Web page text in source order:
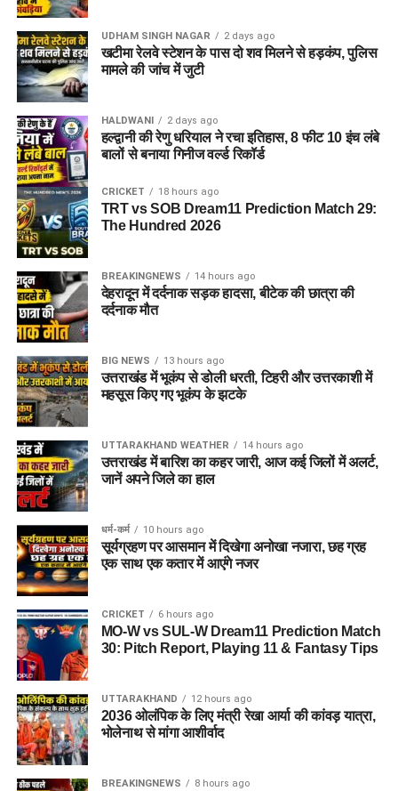
UDHAM SINGH NAGAR 2 days ago
खटीमा रेलवे स्टेशन के पास दो शव मिलने से हड़कंप, पुलिस
मामले की जांच में जुटी
HALDWANI 2 days ago
हल्द्वानी की रेणु धरियाल ने रचा इतिहास, 8 फीट 10 इंच लंबे
बालों से बनाया गिनीज वर्ल्ड रिकॉर्ड
CRICKET 18 hours ago
TRT vs SOB Dream11 Prediction Match 29:
The Hundred 2026
BREAKINGNEWS 14 hours ago
देहरादून में दर्दनाक सड़क हादसा, बीटेक की छात्रा की
दर्दनाक मौत
BIG NEWS 13 hours ago
उत्तराखंड में भूकंप से डोली धरती, टिहरी और उत्तरकाशी में
महसूस किए गए भूकंप के झटके
UTTARAKHAND WEATHER 14 hours ago
उत्तराखंड में बारिश का कहर जारी, आज कई जिलों में अलर्ट,
जानें अपने जिले का हाल
धर्म-कर्म 10 hours ago
सूर्यग्रहण पर आसमान में दिखेगा अनोखा नजारा, छह ग्रह
एक साथ एक कतार में आएंगे नजर
CRICKET 6 hours ago
MO-W vs SUL-W Dream11 Prediction Match
30: Pitch Report, Playing 11 & Fantasy Tips
UTTARAKHAND 12 hours ago
2036 ओलंपिक के लिए मंत्री रेखा आर्या की कांवड़ यात्रा,
भोलेनाथ से मांगा आशीर्वाद
BREAKINGNEWS 8 hours ago